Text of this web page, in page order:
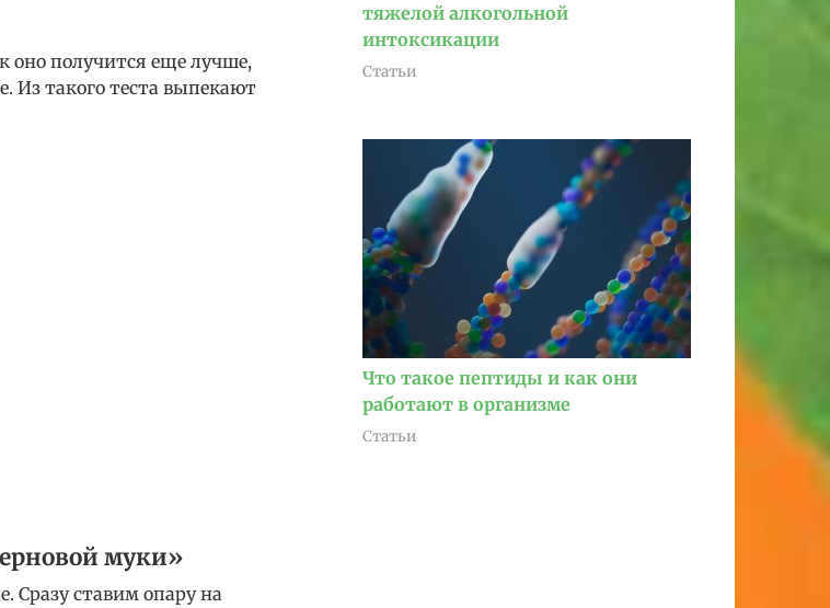
оно получится еще лучше,
Из такого теста выпекают
муки»
Сразу ставим опару на
тяжелой алкогольной
интоксикации
Статьи
Что такое пептиды и как они
работают в организме
Статьи